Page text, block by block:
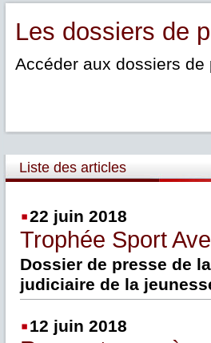
Les dossiers de
Accéder aux dossiers de
Liste des articles
22 juin 2018
Trophée Sport
Dossier de presse de
judiciaire de la
12 juin 2018